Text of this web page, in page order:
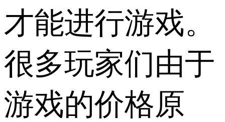
才能进行游戏。
很多玩家们由于
游戏的价格原